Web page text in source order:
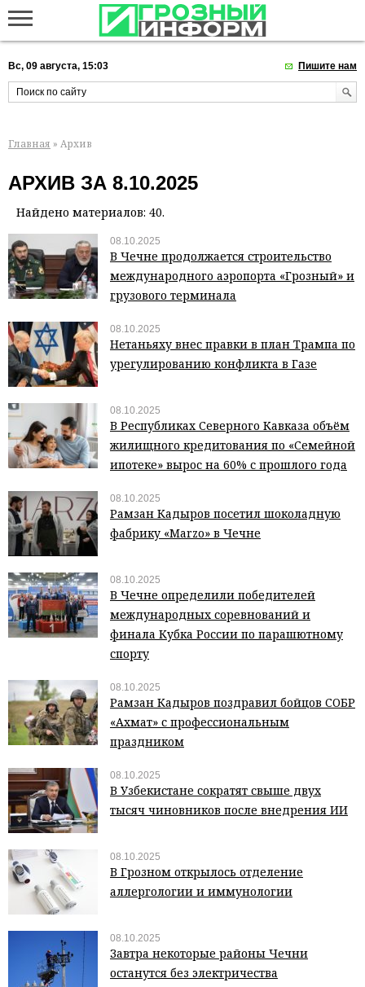
Вс, 09 августа, 15:03 Пишите нам
Главная » Архив
АРХИВ ЗА 8.10.2025
Найдено материалов: 40.
08.10.2025
В Чечне продолжается строительство
международного аэропорта «Грозный» и
грузового терминала
08.10.2025
Нетаньяху внес правки в план Трампа по
урегулированию конфликта в Газе
08.10.2025
В Республиках Северного Кавказа объём
жилищного кредитования по «Семейной
ипотеке» вырос на 60% с прошлого года
08.10.2025
Рамзан Кадыров посетил шоколадную
фабрику «Marzo» в Чечне
08.10.2025
В Чечне определили победителей
международных соревнований и
финала Кубка России по парашютному
спорту
08.10.2025
Рамзан Кадыров поздравил бойцов СОБР
«Ахмат» с профессиональным
праздником
08.10.2025
В Узбекистане сократят свыше двух
тысяч чиновников после внедрения ИИ
08.10.2025
В Грозном открылось отделение
аллергологии и иммунологии
08.10.2025
Завтра некоторые районы Чечни
останутся без электричества